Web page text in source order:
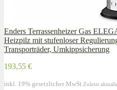
Enders Terrassenheizer Gas
Heizpilz mit stufenloser
Transporträder, Umkippsicherung
193,55 €
inkl. 19% gesetzlicher MwSt. Zuletzt